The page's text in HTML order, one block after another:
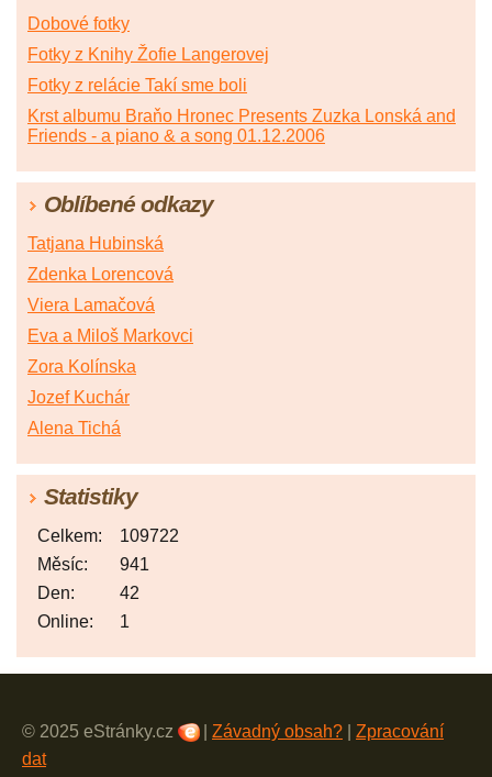
Dobové fotky
Fotky z Knihy Žofie Langerovej
Fotky z relácie Takí sme boli
Krst albumu Braňo Hronec Presents Zuzka Lonská and
Friends - a piano & a song 01.12.2006
Oblíbené odkazy
Tatjana Hubinská
Zdenka Lorencová
Viera Lamačová
Eva a Miloš Markovci
Zora Kolínska
Jozef Kuchár
Alena Tichá
Statistiky
Online: 1
Celkem:
109722
Měsíc:
941
Den:
42
© 2025 eStránky.cz Závadný obsah?
Zpracování
dat